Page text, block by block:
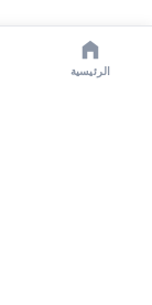
الرئيسية